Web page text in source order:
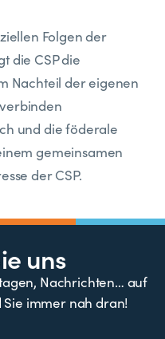
Folgen der
die CSP die
Nachteil der eigenen
und die föderale
gemeinsamen
der CSP.
uns
Nachrichten… auf
Sie immer nah dran!